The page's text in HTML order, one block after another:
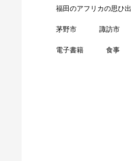
福田のアフリカの思ひ出
茅野市 諏訪市
電子書籍 食事